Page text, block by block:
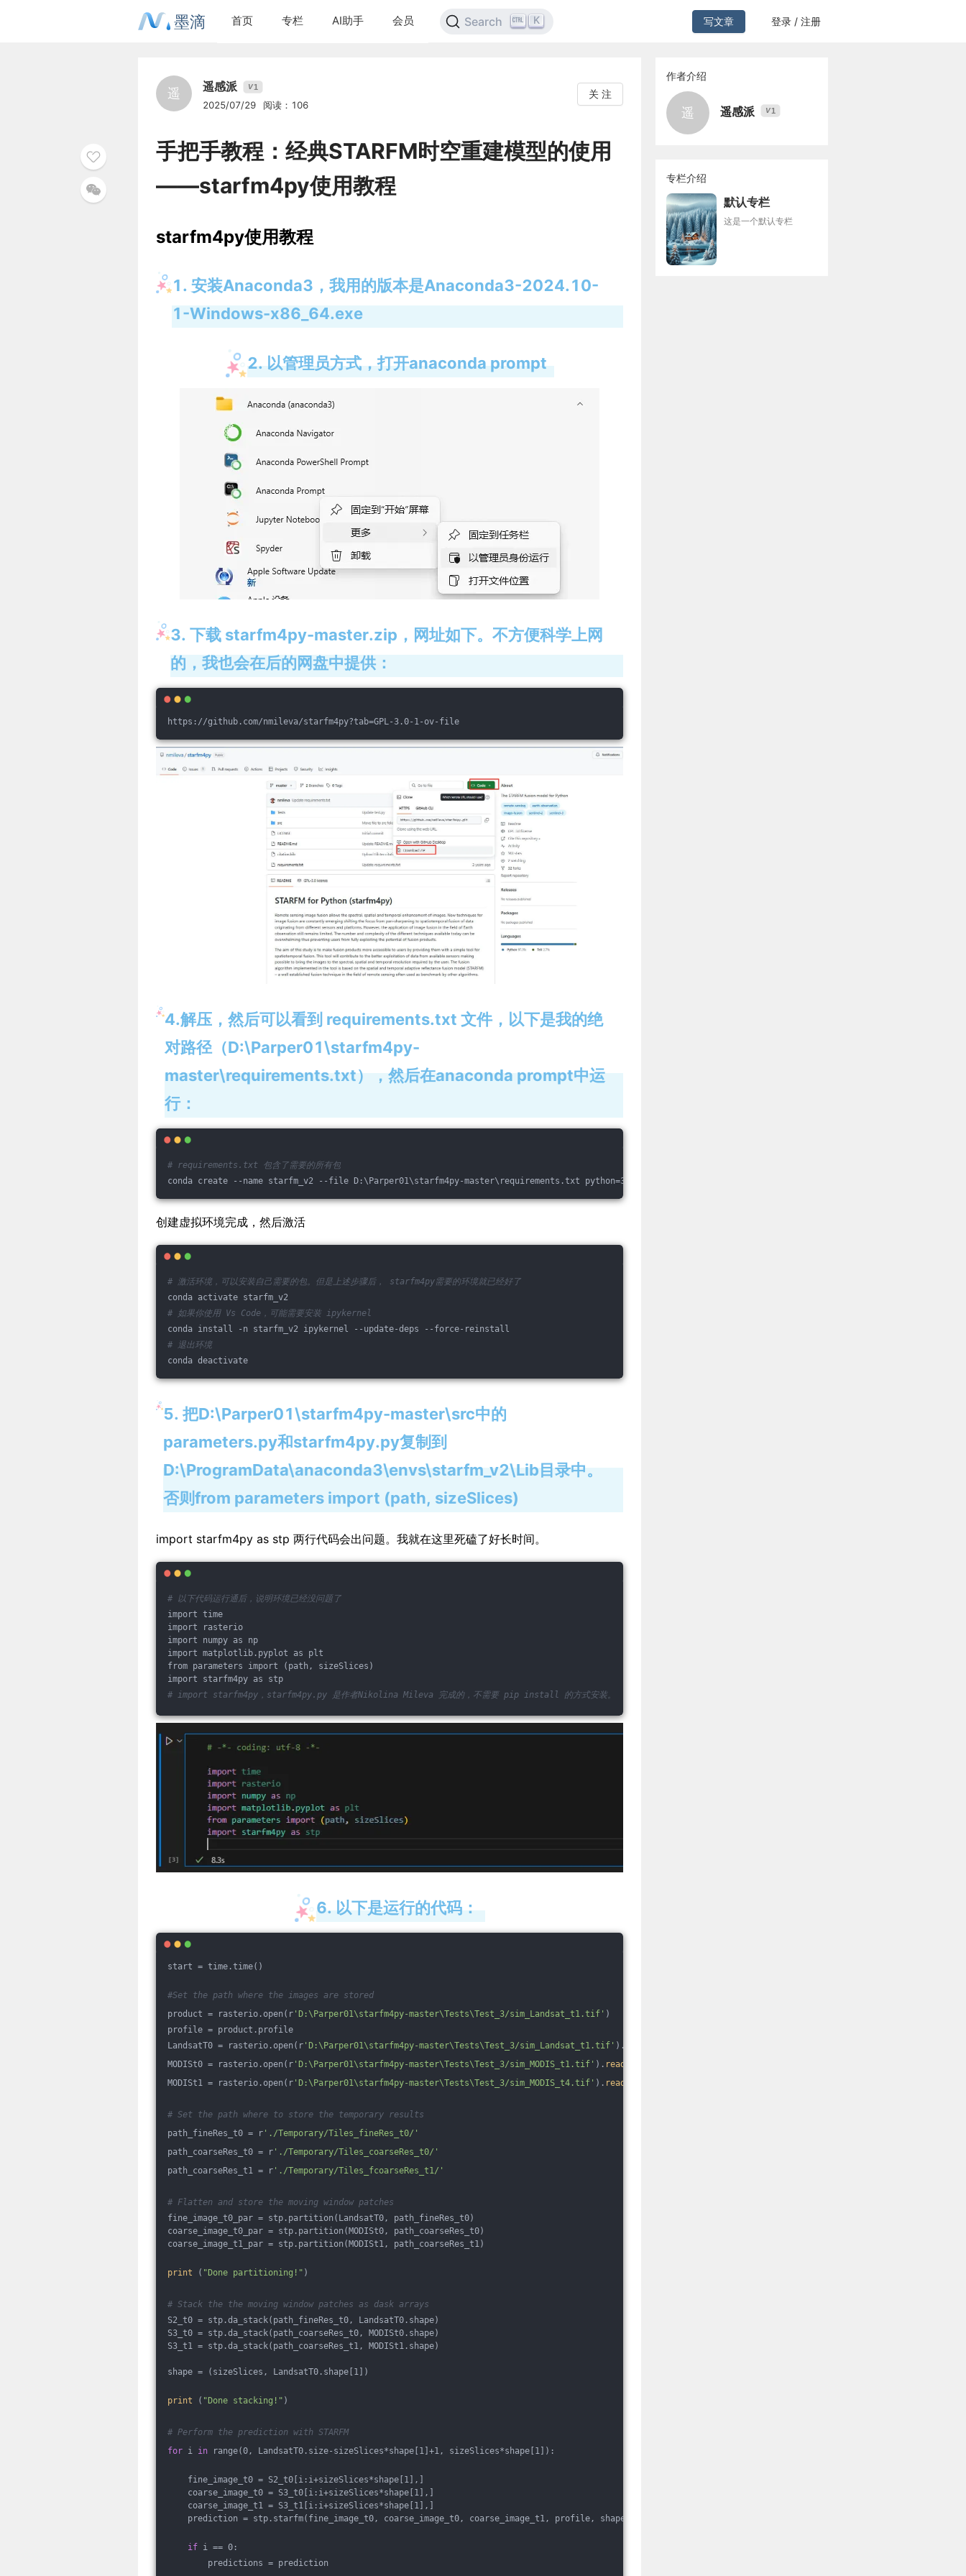
墨滴 首页 专栏 AI助手 会员 Search K 写文章 登录 / 注册
遥 遥感派 V1
2025/07/29 阅读：106
关 注
手把手教程：经典STARFM时空重建模型的使用
——starfm4py使用教程
starfm4py使用教程
1. 安装Anaconda3，我用的版本是Anaconda3-2024.10-
1-Windows-x86_64.exe
2. 以管理员方式，打开anaconda prompt
3. 下载 starfm4py-master.zip，网址如下。不方便科学上网
的，我也会在后的网盘中提供：
https://github.com/nmileva/starfm4py?tab=GPL-3.0-1-ov-file
4.解压，然后可以看到 requirements.txt 文件，以下是我的绝
对路径（D:\Parper01\starfm4py-
master\requirements.txt），然后在anaconda prompt中运
行：
# requirements.txt 包含了需要的所有包
conda create --name starfm_v2 --file D:\Parper01\starfm4py-master\requirements.txt python=3.11.0
创建虚拟环境完成，然后激活
# 激活环境，可以安装自己需要的包。但是上述步骤后， starfm4py需要的环境就已经好了
conda activate starfm_v2
# 如果你使用 Vs Code，可能需要安装 ipykernel
conda install -n starfm_v2 ipykernel --update-deps --force-reinstall
# 退出环境
conda deactivate
5. 把D:\Parper01\starfm4py-master\src中的
parameters.py和starfm4py.py复制到
D:\ProgramData\anaconda3\envs\starfm_v2\Lib目录中。
否则from parameters import (path, sizeSlices)
import starfm4py as stp 两行代码会出问题。我就在这里死磕了好长时间。
# 以下代码运行通后，说明环境已经没问题了
import time
import rasterio
import numpy as np
import matplotlib.pyplot as plt
from parameters import (path, sizeSlices)
import starfm4py as stp
# import starfm4py，starfm4py.py 是作者Nikolina Mileva 完成的，不需要 pip install 的方式安装。
6. 以下是运行的代码：
start = time.time()
#Set the path where the images are stored
product = rasterio.open(r 'D:\Parper01\starfm4py-master\Tests\Test_3/sim_Landsat_t1.tif' )
profile = product.profile
LandsatT0 = rasterio.open(r 'D:\Parper01\starfm4py-master\Tests\Test_3/sim_Landsat_t1.tif' ).
MODISt0 = rasterio.open(r 'D:\Parper01\starfm4py-master\Tests\Test_3/sim_MODIS_t1.tif' ). read
MODISt1 = rasterio.open(r 'D:\Parper01\starfm4py-master\Tests\Test_3/sim_MODIS_t4.tif' ). read
# Set the path where to store the temporary results
path_fineRes_t0 = r './Temporary/Tiles_fineRes_t0/'
path_coarseRes_t0 = r './Temporary/Tiles_coarseRes_t0/'
path_coarseRes_t1 = r './Temporary/Tiles_fcoarseRes_t1/'
# Flatten and store the moving window patches
fine_image_t0_par = stp.partition(LandsatT0, path_fineRes_t0)
coarse_image_t0_par = stp.partition(MODISt0, path_coarseRes_t0)
coarse_image_t1_par = stp.partition(MODISt1, path_coarseRes_t1)
print ( "Done partitioning!" )
# Stack the the moving window patches as dask arrays
S2_t0 = stp.da_stack(path_fineRes_t0, LandsatT0.shape)
S3_t0 = stp.da_stack(path_coarseRes_t0, MODISt0.shape)
S3_t1 = stp.da_stack(path_coarseRes_t1, MODISt1.shape)
shape = (sizeSlices, LandsatT0.shape[1])
print ( "Done stacking!" )
# Perform the prediction with STARFM
for i in range(0, LandsatT0.size-sizeSlices*shape[1]+1, sizeSlices*shape[1]):
fine_image_t0 = S2_t0[i:i+sizeSlices*shape[1],]
coarse_image_t0 = S3_t0[i:i+sizeSlices*shape[1],]
coarse_image_t1 = S3_t1[i:i+sizeSlices*shape[1],]
prediction = stp.starfm(fine_image_t0, coarse_image_t0, coarse_image_t1, profile, shape)
if i == 0:
predictions = prediction
作者介绍
遥 遥感派 V1
专栏介绍
默认专栏
这是一个默认专栏